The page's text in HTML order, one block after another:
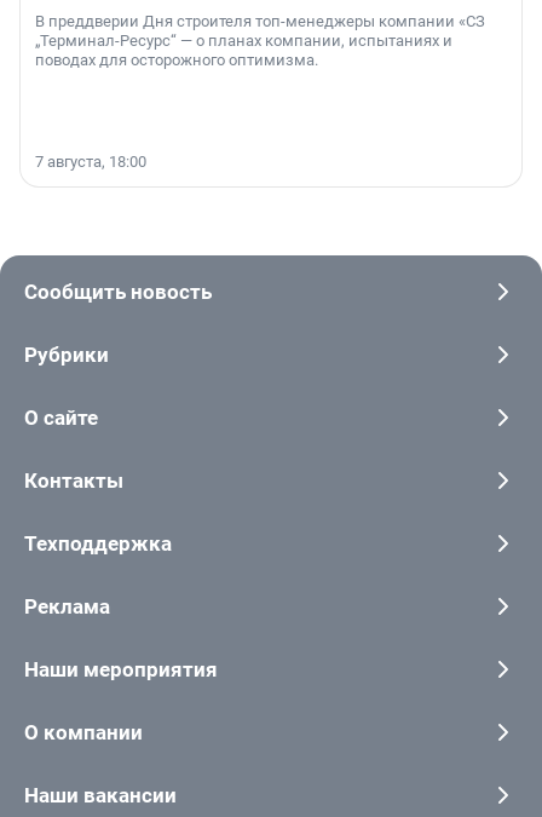
В преддверии Дня строителя топ-менеджеры компании «СЗ
„Терминал-Ресурс“ — о планах компании, испытаниях и
поводах для осторожного оптимизма.
7 августа, 18:00
Сообщить новость
Рубрики
О сайте
Контакты
Техподдержка
Реклама
Наши мероприятия
О компании
Наши вакансии